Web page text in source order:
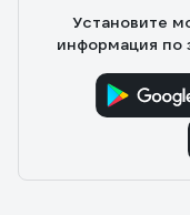
Установите
информация по